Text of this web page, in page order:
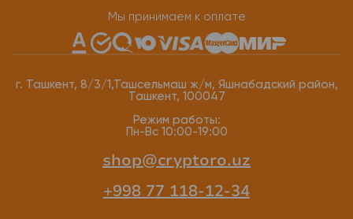
Мы принимаем к оплате
г. Ташкент, 8/3/1,Ташсельмаш ж/м, Яшнабадский район,
Ташкент, 100047
Режим работы:
Пн-Вс 10:00-19:00
shop@cryptoro.uz
+998 77 118-12-34